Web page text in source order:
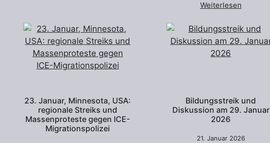
Weiterlesen
23. Januar, Minnesota, USA:
regionale Streiks und
Massenproteste gegen ICE-
Migrationspolizei
Bildungsstreik und
Diskussion am 29. Januar
2026
21. Januar 2026